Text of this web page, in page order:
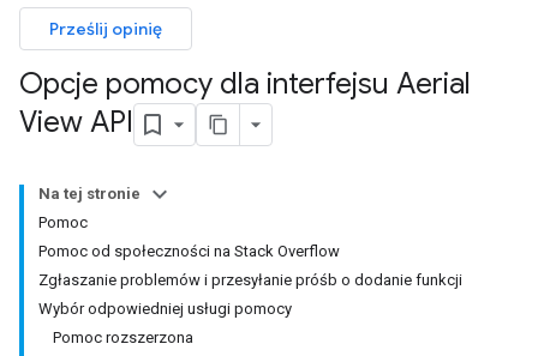
Prześlij opinię
Opcje pomocy dla interfejsu Aerial
View API
Na tej stronie
Pomoc
Pomoc od społeczności na Stack Overflow
Zgłaszanie problemów i przesyłanie próśb o dodanie funkcji
Wybór odpowiedniej usługi pomocy
Pomoc rozszerzona